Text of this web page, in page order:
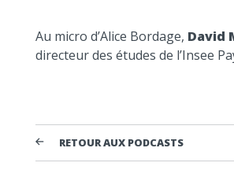
Au micro d’Alice Bordage, David
directeur des études de l’Insee
RETOUR AUX PODCASTS